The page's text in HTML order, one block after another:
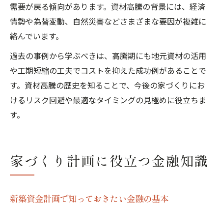
需要が戻る傾向があります。資材高騰の背景には、経済
情勢や為替変動、自然災害などさまざまな要因が複雑に
絡んでいます。
過去の事例から学ぶべきは、高騰期にも地元資材の活用
や工期短縮の工夫でコストを抑えた成功例があることで
す。資材高騰の歴史を知ることで、今後の家づくりにお
けるリスク回避や最適なタイミングの見極めに役立ちま
す。
家づくり計画に役立つ金融知識
新築資金計画で知っておきたい金融の基本